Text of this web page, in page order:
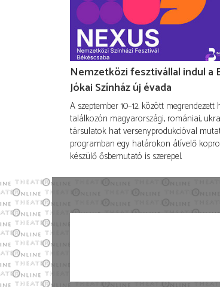
Nemzetközi fesztivállal indul a
Jókai Színház új évada
A szeptember 10–12. között
találkozón magyarországi, romániai,
társulatok hat versenyprodukcióval
programban egy határokon átívelő
készülő ősbemutató is szerepel.